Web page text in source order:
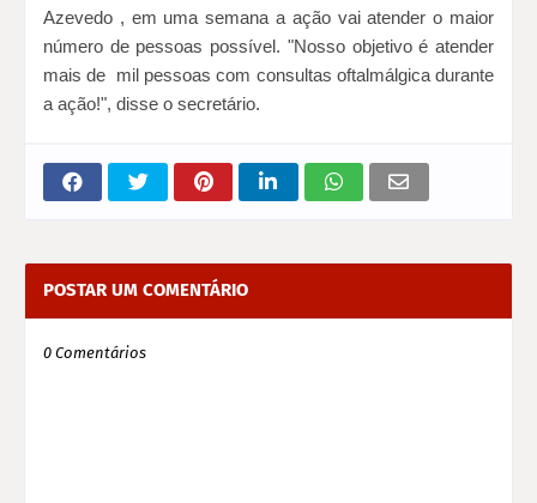
Azevedo , em uma semana a ação vai atender o maior
número de pessoas possível. "Nosso objetivo é atender
mais de mil pessoas com consultas oftalmálgica durante
a ação!", disse o secretário.
POSTAR UM COMENTÁRIO
0 Comentários